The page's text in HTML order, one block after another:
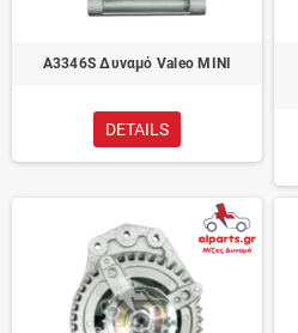
A3346S Δυναμό Valeo MINI
DETAILS